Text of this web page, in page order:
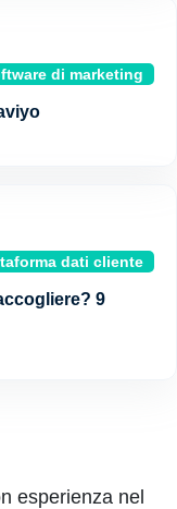
di marketing
dati cliente
9
esperienza nel